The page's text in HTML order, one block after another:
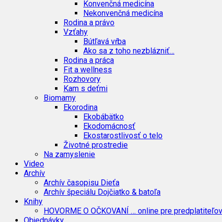
Konvenčná medicína
Nekonvenčná medicína
Rodina a právo
Vzťahy
Bútľavá vŕba
Ako sa z toho nezblázniť…
Rodina a práca
Fit a wellness
Rozhovory
Kam s deťmi
Biomamy
Ekorodina
Ekobábätko
Ekodomácnosť
Ekostarostlivosť o telo
Životné prostredie
Na zamyslenie
Video
Archív
Archív časopisu Dieťa
Archív špeciálu Dojčiatko & batoľa
Knihy
HOVORME O OČKOVANÍ … online pre predplatiteľov